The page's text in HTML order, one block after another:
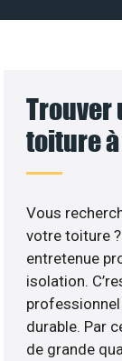
Trouver
toiture à
Vous
votre toiture
entretenue
isolation.
durable. Par
de grande